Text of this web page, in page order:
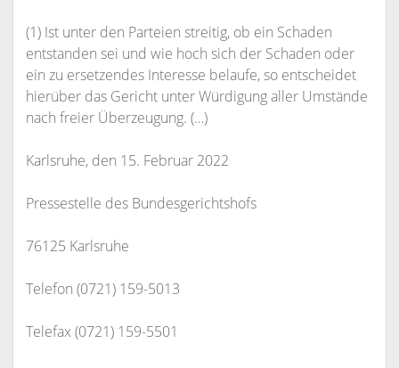
(1) Ist unter den Parteien streitig, ob ein Schaden
entstanden sei und wie hoch sich der Schaden oder
ein zu ersetzendes Interesse belaufe, so entscheidet
hierüber das Gericht unter Würdigung aller Umstände
nach freier Überzeugung. (…)
Karlsruhe, den 15. Februar 2022
Pressestelle des Bundesgerichtshofs
76125 Karlsruhe
Telefon (0721) 159-5013
Telefax (0721) 159-5501